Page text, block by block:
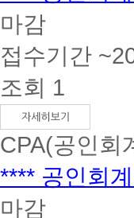
마감
접수기간
조회 1
CPA(공인회
**** 공인회
마감